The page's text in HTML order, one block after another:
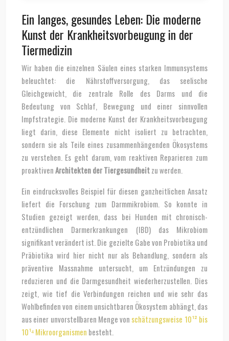
Ein langes, gesundes Leben: Die moderne
Kunst der Krankheitsvorbeugung in der
Tiermedizin
Wir haben die einzelnen Säulen eines starken Immunsystems
beleuchtet: die Nährstoffversorgung, das seelische
Gleichgewicht, die zentrale Rolle des Darms und die
Bedeutung von Schlaf, Bewegung und einer sinnvollen
Impfstrategie. Die moderne Kunst der Krankheitsvorbeugung
liegt darin, diese Elemente nicht isoliert zu betrachten,
sondern sie als Teile eines zusammenhängenden Ökosystems
zu verstehen. Es geht darum, vom reaktiven Reparieren zum
proaktivenArchitekten der Tiergesundheitzu werden.
Ein eindrucksvolles Beispiel für diesen ganzheitlichen Ansatz
liefert die Forschung zum Darmmikrobiom. So konnte in
Studien gezeigt werden, dass bei Hunden mit chronisch-
entzündlichen Darmerkrankungen (IBD) das Mikrobiom
signifikant verändert ist. Die gezielte Gabe von Probiotika und
Präbiotika wird hier nicht nur als Behandlung, sondern als
präventive Massnahme untersucht, um Entzündungen zu
reduzieren und die Darmgesundheit wiederherzustellen. Dies
zeigt, wie tief die Verbindungen reichen und wie sehr das
Wohlbefinden von einem unsichtbaren Ökosystem abhängt, das
aus einer unvorstellbaren Menge von schätzungsweise 10¹² bis
10¹⁴ Mikroorganismen besteht.